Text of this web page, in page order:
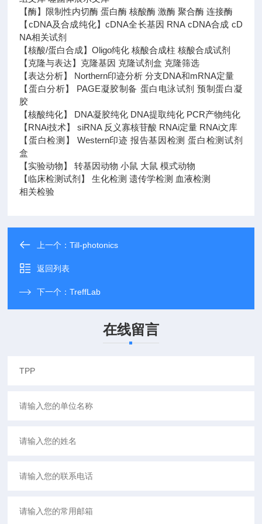
【酶】限制性内切酶 蛋白酶 核酸酶 激酶 聚合酶 连接酶
【cDNA及合成纯化】cDNA全长基因 RNA cDNA合成 cD
NA相关试剂
【核酸/蛋白合成】Oligo纯化 核酸合成柱 核酸合成试剂
【克隆与表达】克隆基因 克隆试剂盒 克隆筛选
【表达分析】 Northern印迹分析 分支DNA和mRNA定量
【蛋白分析】 PAGE凝胶制备 蛋白电泳试剂 预制蛋白凝
胶
【核酸纯化】 DNA凝胶纯化 DNA提取纯化 PCR产物纯化
【RNAi技术】 siRNA 反义寡核苷酸 RNAi定量 RNAi文库
【蛋白检测】 Western印迹 报告基因检测 蛋白检测试剂
盒
【实验动物】 转基因动物 小鼠 大鼠 模式动物
【临床检测试剂】 生化检测 遗传学检测 血液检测
相关检验
上一个：Till-photonics
返回列表
下一个：TreffLab
在线留言